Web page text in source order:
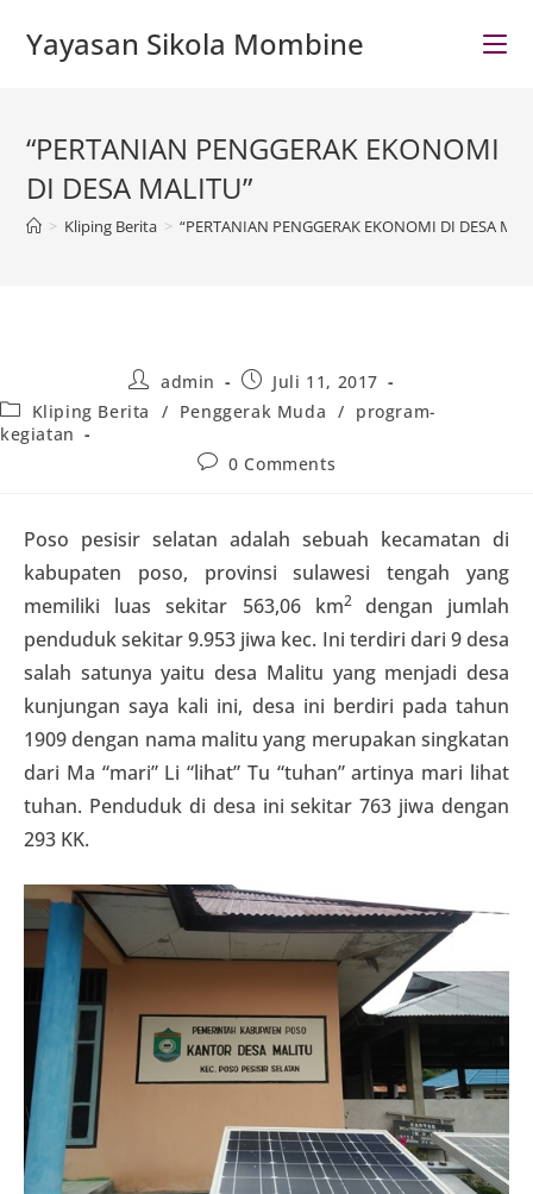
Yayasan Sikola Mombine
“PERTANIAN PENGGERAK EKONOMI
DI DESA MALITU”
> Kliping Berita > “PERTANIAN PENGGERAK EKONOMI DI DESA
Post
author:
admin
Post
published:
Juli 11, 2017
Post
category:
Kliping Berita / Penggerak Muda / program-
kegiatan
Post0 Comments
Poso pesisir selatan adalah sebuah kecamatan di
kabupaten poso, provinsi sulawesi tengah yang
memiliki luas sekitar 563,06 km2 dengan jumlah
penduduk sekitar 9.953 jiwa kec. Ini terdiri dari 9 desa
salah satunya yaitu desa Malitu yang menjadi desa
kunjungan saya kali ini, desa ini berdiri pada tahun
1909 dengan nama malitu yang merupakan singkatan
dari Ma “mari” Li “lihat” Tu “tuhan” artinya mari lihat
tuhan. Penduduk di desa ini sekitar 763 jiwa dengan
293 KK.